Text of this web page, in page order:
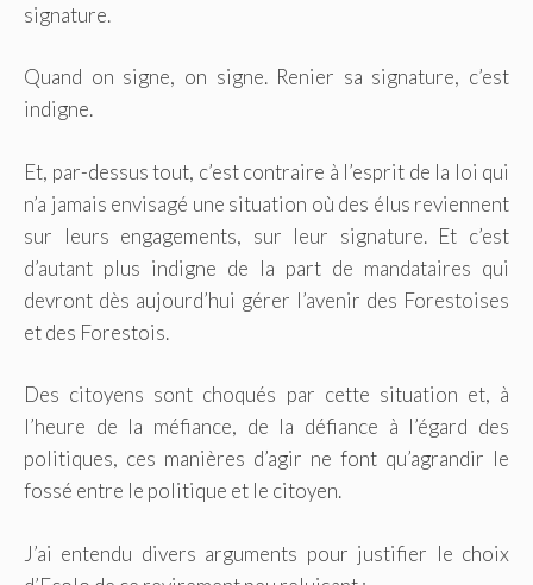
signature.
Quand on signe, on signe. Renier sa signature, c’est
indigne.
Et, par-dessus tout, c’est contraire à l’esprit de la loi qui
n’a jamais envisagé une situation où des élus reviennent
sur leurs engagements, sur leur signature. Et c’est
d’autant plus indigne de la part de mandataires qui
devront dès aujourd’hui gérer l’avenir des Forestoises
et des Forestois.
Des citoyens sont choqués par cette situation et, à
l’heure de la méfiance, de la défiance à l’égard des
politiques, ces manières d’agir ne font qu’agrandir le
fossé entre le politique et le citoyen.
J’ai entendu divers arguments pour justifier le choix